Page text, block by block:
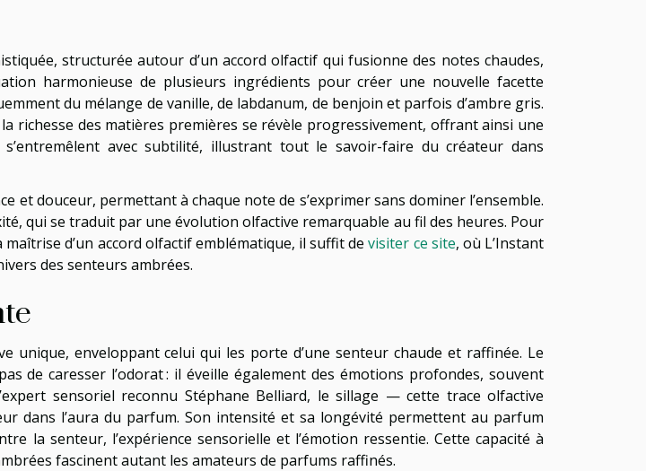
structurée autour d’un accord olfactif qui fusionne des notes chaudes,
harmonieuse de plusieurs ingrédients pour créer une nouvelle facette
du mélange de vanille, de labdanum, de benjoin et parfois d’ambre gris.
richesse des matières premières se révèle progressivement, offrant ainsi une
avec subtilité, illustrant tout le savoir-faire du créateur dans
et douceur, permettant à chaque note de s’exprimer sans dominer l’ensemble.
qui se traduit par une évolution olfactive remarquable au fil des heures. Pour
d’un accord olfactif emblématique, il suffit devisiter ce site, où L’Instant
des senteurs ambrées.
unique, enveloppant celui qui les porte d’une senteur chaude et raffinée. Le
de caresser l’odorat : il éveille également des émotions profondes, souvent
sensoriel reconnu Stéphane Belliard, le sillage — cette trace olfactive
dans l’aura du parfum. Son intensité et sa longévité permettent au parfum
la senteur, l’expérience sensorielle et l’émotion ressentie. Cette capacité à
fascinent autant les amateurs de parfums raffinés.